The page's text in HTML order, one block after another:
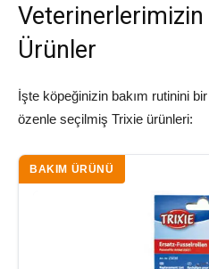
Veterinerlerimizin
Ürünler
İşte köpeğinizin bakım rutinini
özenle seçilmiş Trixie ürünleri:
BAKIM ÜRÜNÜ